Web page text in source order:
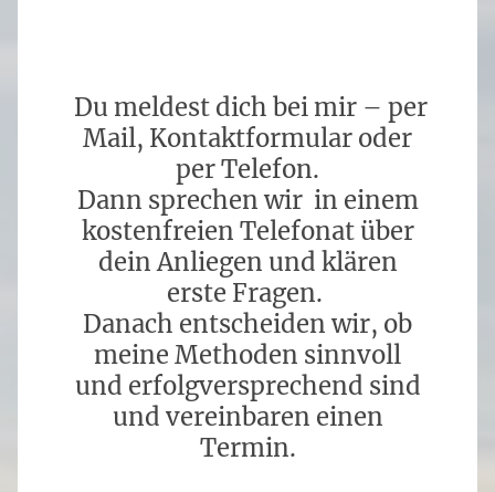
Du meldest dich bei mir – per
Mail, Kontaktformular oder
per Telefon.
Dann sprechen wir in einem
kostenfreien Telefonat über
dein Anliegen und klären
erste Fragen.
Danach entscheiden wir, ob
meine Methoden sinnvoll
und erfolgversprechend sind
und vereinbaren einen
Termin.